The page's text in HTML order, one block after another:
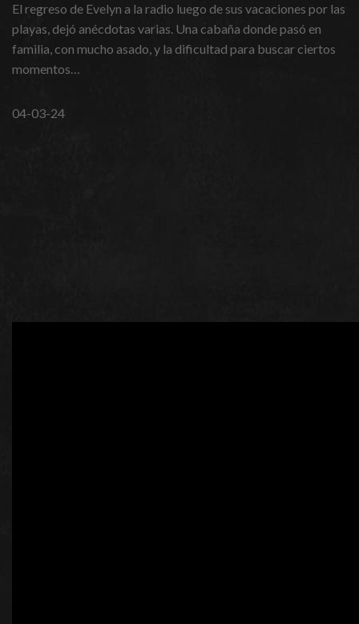
El regreso de Evelyn a la radio luego de sus vacaciones por las
playas, dejó anécdotas varias. Una cabaña donde pasó en
familia, con mucho asado, y la dificultad para buscar ciertos
momentos…
04-03-24